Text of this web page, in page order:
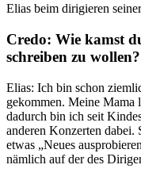
Elias beim dirigieren
Credo: Wie kamst
schreiben zu wollen?
Elias: Ich bin schon
gekommen. Meine Mama
dadurch bin ich seit
anderen Konzerten dabei.
etwas „Neues
nämlich auf der des